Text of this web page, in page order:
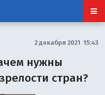
2 декабря 2021 15:43
нужны
стран?